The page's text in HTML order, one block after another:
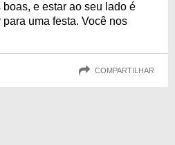
e estar ao seu lado é
uma festa. Você nos
COMPARTILHAR